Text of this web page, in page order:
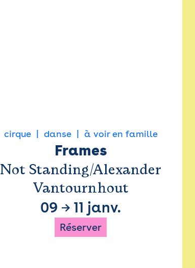
cirque danse à voir en famille
Frames
Not Standing/Alexander
Vantournhout
09 → 11 janv.
Réserver